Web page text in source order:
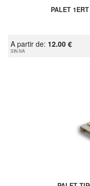
PALET
A partir de: 12.00 €
SIN IVA